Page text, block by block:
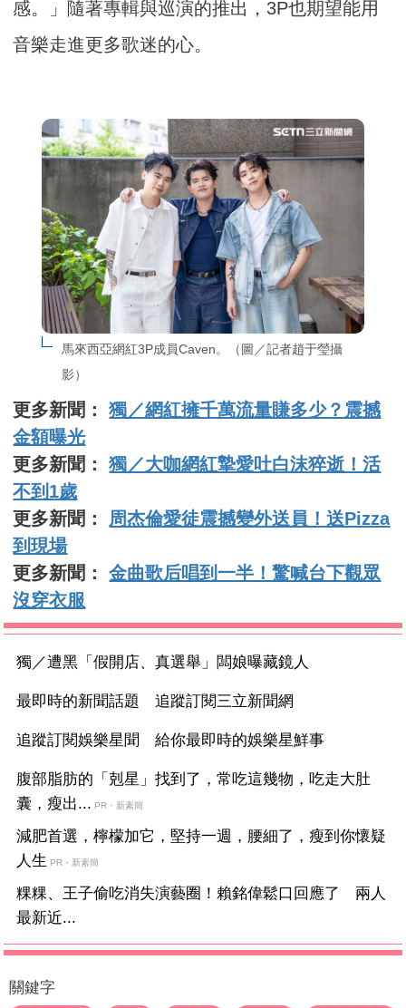
感。」隨著專輯與巡演的推出，3P也期望能用
音樂走進更多歌迷的心。
馬來西亞網紅3P成員Caven。（圖／記者趙于瑩攝
影）
更多新聞：獨／網紅擁千萬流量賺多少？震撼
金額曝光
更多新聞：獨／大咖網紅摯愛吐白沫猝逝！活
不到1歲
更多新聞： 周杰倫愛徒震撼變外送員！送Pizza
到現場
更多新聞：金曲歌后唱到一半！驚喊台下觀眾
沒穿衣服
獨／遭黑「假開店、真選舉」闆娘曝藏鏡人
最即時的新聞話題 追蹤訂閱三立新聞網
追蹤訂閱娛樂星聞 給你最即時的娛樂星鮮事
腹部脂肪的「剋星」找到了，常吃這幾物，吃走大肚
囊，瘦出... PR・新素簡
減肥首選，檸檬加它，堅持一週，腰細了，瘦到你懷疑
人生 PR・新素簡
粿粿、王子偷吃消失演藝圈！賴銘偉鬆口回應了 兩人
最新近...
關鍵字